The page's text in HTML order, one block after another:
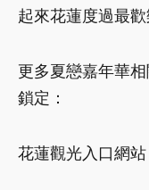
起來花蓮度過最歡
更多夏戀嘉年華
鎖定：
花蓮觀光入口網站